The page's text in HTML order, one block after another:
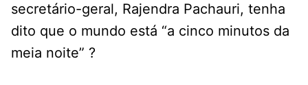
secretário-geral, Rajendra Pachauri, tenha
dito que o mundo está “a cinco minutos da
meia noite” ?